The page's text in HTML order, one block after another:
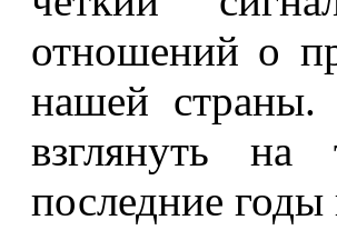
отношений о
нашей страны.
взглянуть
последние